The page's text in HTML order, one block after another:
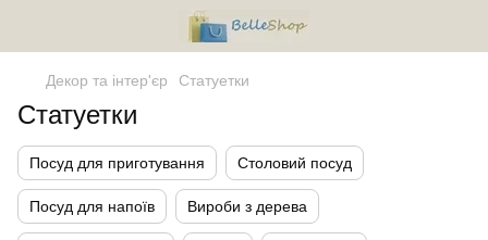
Декор та інтер'єр Статуетки
Статуетки
Посуд для приготування Столовий посуд
Посуд для напоїв Вироби з дерева